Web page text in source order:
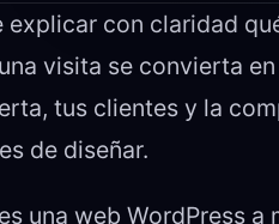
explicar con claridad
visita se convierta
tus clientes y la
de diseñar.
una web WordPress